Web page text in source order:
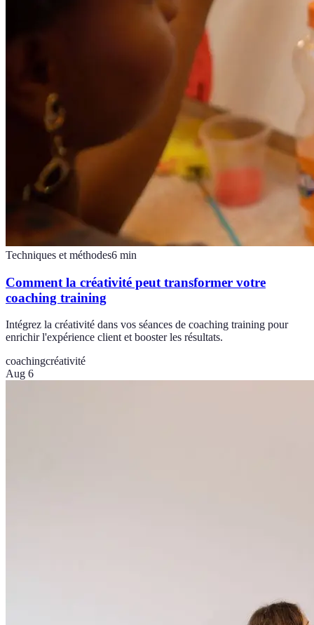
Techniques et méthodes6 min
Comment la créativité peut transformer votre
coaching training
Intégrez la créativité dans vos séances de coaching training pour
enrichir l'expérience client et booster les résultats.
coachingcréativité
Aug 6